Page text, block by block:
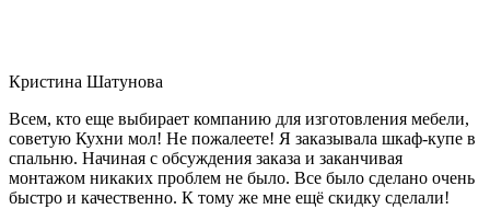
Кристина Шатунова
Всем, кто еще выбирает компанию для изготовления мебели,
советую Кухни мол! Не пожалеете! Я заказывала шкаф-купе в
спальню. Начиная с обсуждения заказа и заканчивая
монтажом никаких проблем не было. Все было сделано очень
быстро и качественно. К тому же мне ещё скидку сделали!